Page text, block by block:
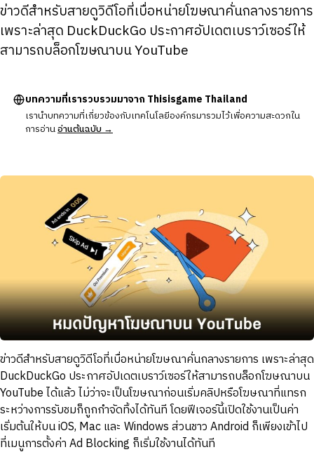
ข่าวดีสำหรับสายดูวิดีโอที่เบื่อหน่ายโฆษณาคั่นกลางรายการ
เพราะล่าสุด DuckDuckGo ประกาศอัปเดตเบราว์เซอร์ให้
สามารถบล็อกโฆษณาบน YouTube
บทความที่เรารวบรวมมาจาก Thisisgame Thailand
เรานำบทความที่เกี่ยวข้องกับเทคโนโลยีองค์กรมารวมไว้เพื่อความสะดวกใน
การอ่านอ่านต้นฉบับ →
ข่าวดีสำหรับสายดูวิดีโอที่เบื่อหน่ายโฆษณาคั่นกลางรายการ เพราะล่าสุด
DuckDuckGo ประกาศอัปเดตเบราว์เซอร์ให้สามารถบล็อกโฆษณาบน
YouTube ได้แล้ว ไม่ว่าจะเป็นโฆษณาก่อนเริ่มคลิปหรือโฆษณาที่แทรก
ระหว่างการรับชมก็ถูกกำจัดทิ้งได้ทันที โดยฟีเจอร์นี้เปิดใช้งานเป็นค่า
เริ่มต้นให้บน iOS, Mac และ Windows ส่วนชาว Android ก็เพียงเข้าไป
ที่เมนูการตั้งค่า Ad Blocking ก็เริ่มใช้งานได้ทันที